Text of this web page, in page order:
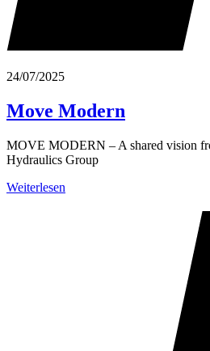
24/07/2025
Move Modern
MOVE MODERN – A shared vision
Hydraulics Group
Weiterlesen